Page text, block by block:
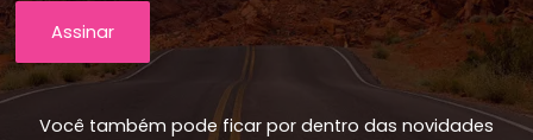
Assinar
Você também pode ficar por dentro das novidades